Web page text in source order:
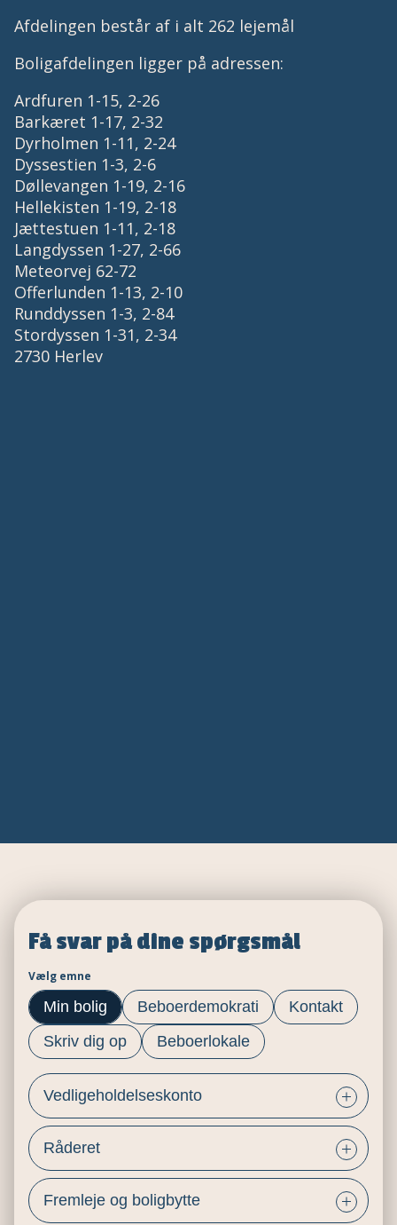
Afdelingen består af i alt 262 lejemål
Boligafdelingen ligger på adressen:
Ardfuren 1-15, 2-26
Barkæret 1-17, 2-32
Dyrholmen 1-11, 2-24
Dyssestien 1-3, 2-6
Døllevangen 1-19, 2-16
Hellekisten 1-19, 2-18
Jættestuen 1-11, 2-18
Langdyssen 1-27, 2-66
Meteorvej 62-72
Offerlunden 1-13, 2-10
Runddyssen 1-3, 2-84
Stordyssen 1-31, 2-34
2730 Herlev
Få svar på dine spørgsmål
Vælg emne
Min bolig Beboerdemokrati
Kontakt
Skriv dig op
Beboerlokale
Vedligeholdelseskonto
Råderet
Fremleje og boligbytte